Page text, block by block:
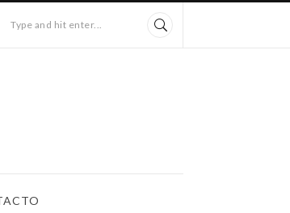
Type and hit enter...